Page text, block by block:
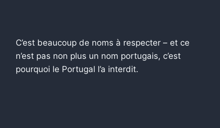
C’est beaucoup de noms à respecter – et ce
n’est pas non plus un nom portugais, c’est
pourquoi le Portugal l’a interdit.